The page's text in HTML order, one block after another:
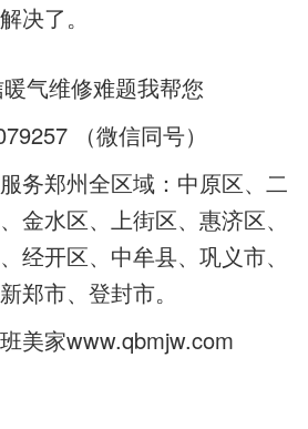
决了。
气维修难题我帮您
（微信同号）
务郑州全区域：中原区、二
金水区、上街区、惠济区、
经开区、中牟县、巩义市、
郑市、登封市。
美家www.qbmjw.com